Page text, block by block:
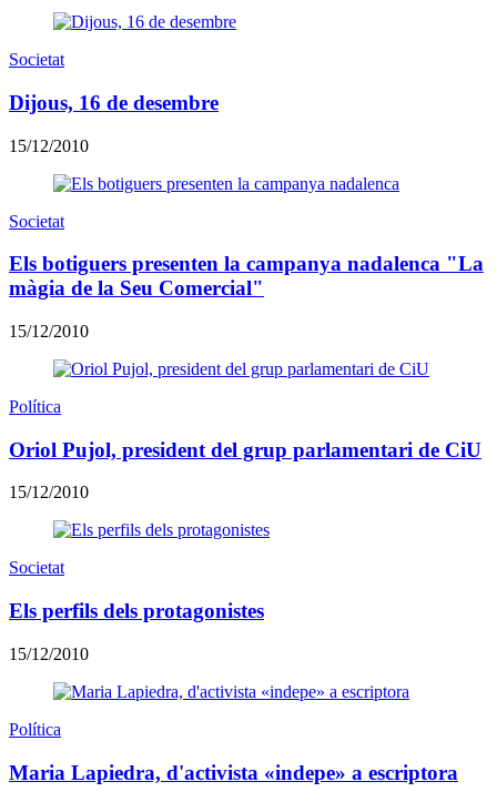
Societat
Dijous, 16 de desembre
15/12/2010
Societat
Els botiguers presenten la campanya nadalenca "La
màgia de la Seu Comercial"
15/12/2010
Política
Oriol Pujol, president del grup parlamentari de CiU
15/12/2010
Societat
Els perfils dels protagonistes
15/12/2010
Política
Maria Lapiedra, d'activista «indepe» a escriptora